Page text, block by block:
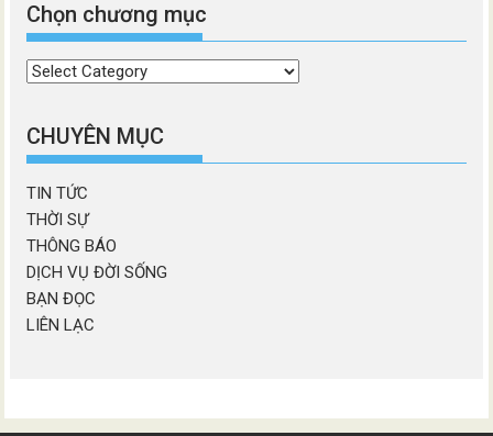
Chọn chương mục
Chọn
mục
CHUYÊN MỤC
TIN TỨC
THỜI SỰ
THÔNG BÁO
DỊCH VỤ ĐỜI SỐNG
BẠN ĐỌC
LIÊN LẠC